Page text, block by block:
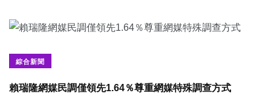
綜合新聞
賴瑞隆網媒民調僅領先1.64％尊重網媒特殊調查方式